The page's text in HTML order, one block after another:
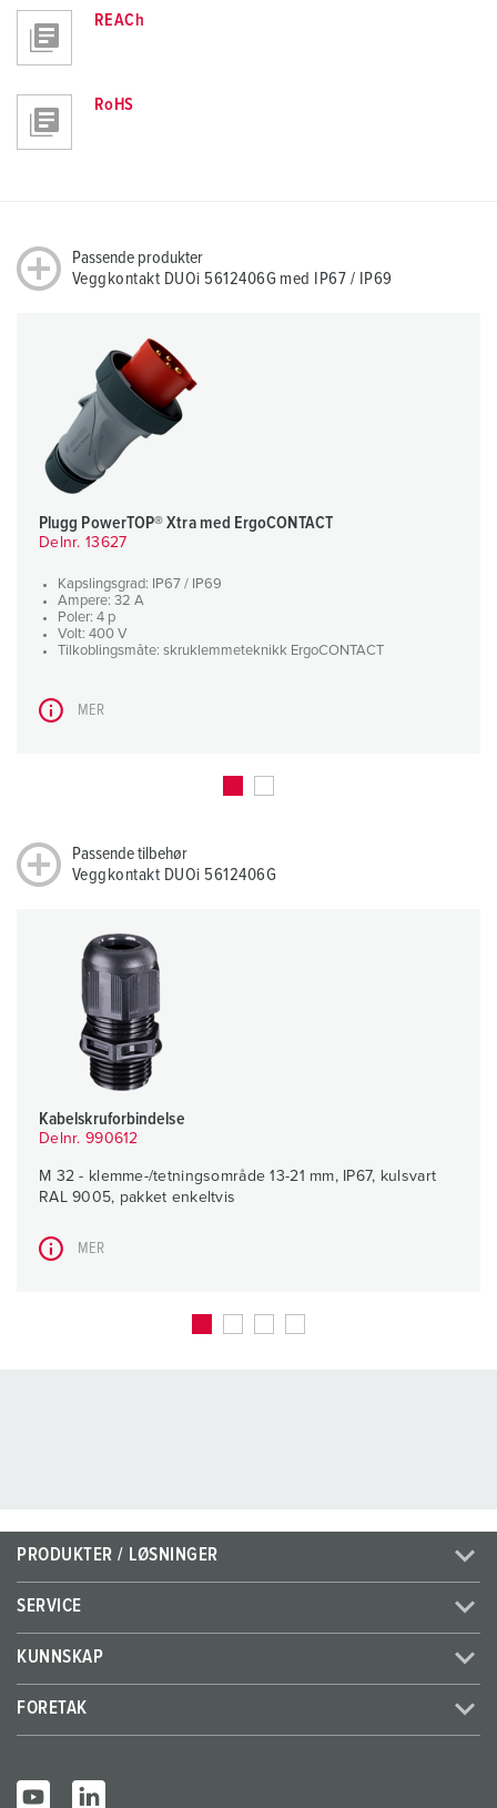
REACh
RoHS
Passende produkter
Veggkontakt DUOi 5612406G med IP67 / IP69
Plugg PowerTOP® Xtra med ErgoCONTACT
Delnr. 13627
Kapslingsgrad: IP67 / IP69
Ampere: 32 A
Poler: 4 p
Volt: 400 V
Tilkoblingsmåte: skruklemmeteknikk ErgoCONTACT
MER
Passende tilbehør
Veggkontakt DUOi 5612406G
Kabelskruforbindelse
Delnr. 990612
M 32 - klemme-/tetningsområde 13-21 mm, IP67, kulsvart
RAL 9005, pakket enkeltvis
MER
PRODUKTER / LØSNINGER
SERVICE
KUNNSKAP
FORETAK